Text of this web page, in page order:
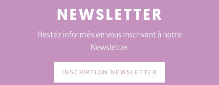
NEWSLETTER
Restez informés en vous inscrivant à notre
Newsletter
INSCRIPTION NEWSLETTER